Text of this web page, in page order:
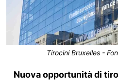
Tirocini Bruxelles -
Nuova opportunità di